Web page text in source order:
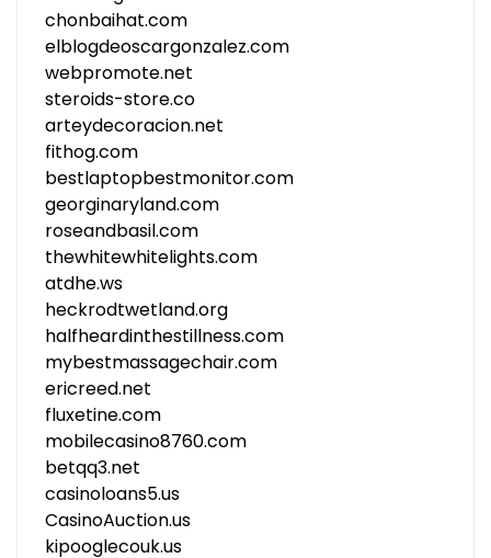
chonbaihat.com
elblogdeoscargonzalez.com
webpromote.net
steroids-store.co
arteydecoracion.net
fithog.com
bestlaptopbestmonitor.com
georginaryland.com
roseandbasil.com
thewhitewhitelights.com
atdhe.ws
heckrodtwetland.org
halfheardinthestillness.com
mybestmassagechair.com
ericreed.net
fluxetine.com
mobilecasino8760.com
betqq3.net
casinoloans5.us
CasinoAuction.us
kipooglecouk.us